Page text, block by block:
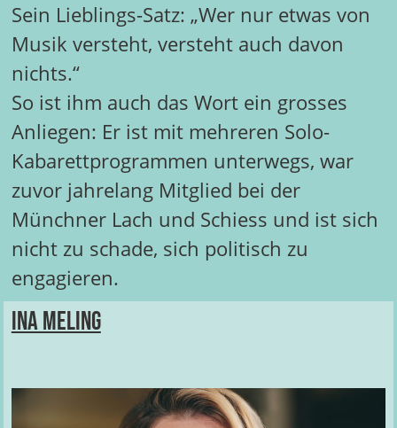
Sein Lieblings-Satz: „Wer nur etwas von
Musik versteht, versteht auch davon
nichts.“
So ist ihm auch das Wort ein grosses
Anliegen: Er ist mit mehreren Solo-
Kabarettprogrammen unterwegs, war
zuvor jahrelang Mitglied bei der
Münchner Lach und Schiess und ist sich
nicht zu schade, sich politisch zu
engagieren.
Ina Meling